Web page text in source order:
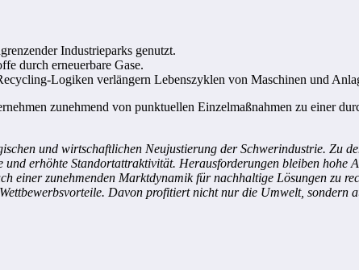
Industrieparks genutzt.
durch erneuerbare Gase.
Logiken verlängern Lebenszyklen von Maschinen und
zunehmend von punktuellen Einzelmaßnahmen zu einer
und wirtschaftlichen Neujustierung der Schwerindustrie. Zu
und erhöhte Standortattraktivität. Herausforderungen bleiben
einer zunehmenden Marktdynamik für nachhaltige Lösungen zu
Davon profitiert nicht nur die Umwelt, sondern